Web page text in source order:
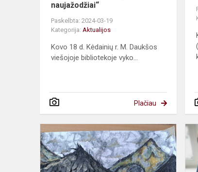
naujažodžiai“
Paskelbta: 2024-03-19
Kategorija: Aktualijos
Kovo 18 d. Kėdainių r. M. Daukšos
viešojoje bibliotekoje vyko...
Plačiau
kaip